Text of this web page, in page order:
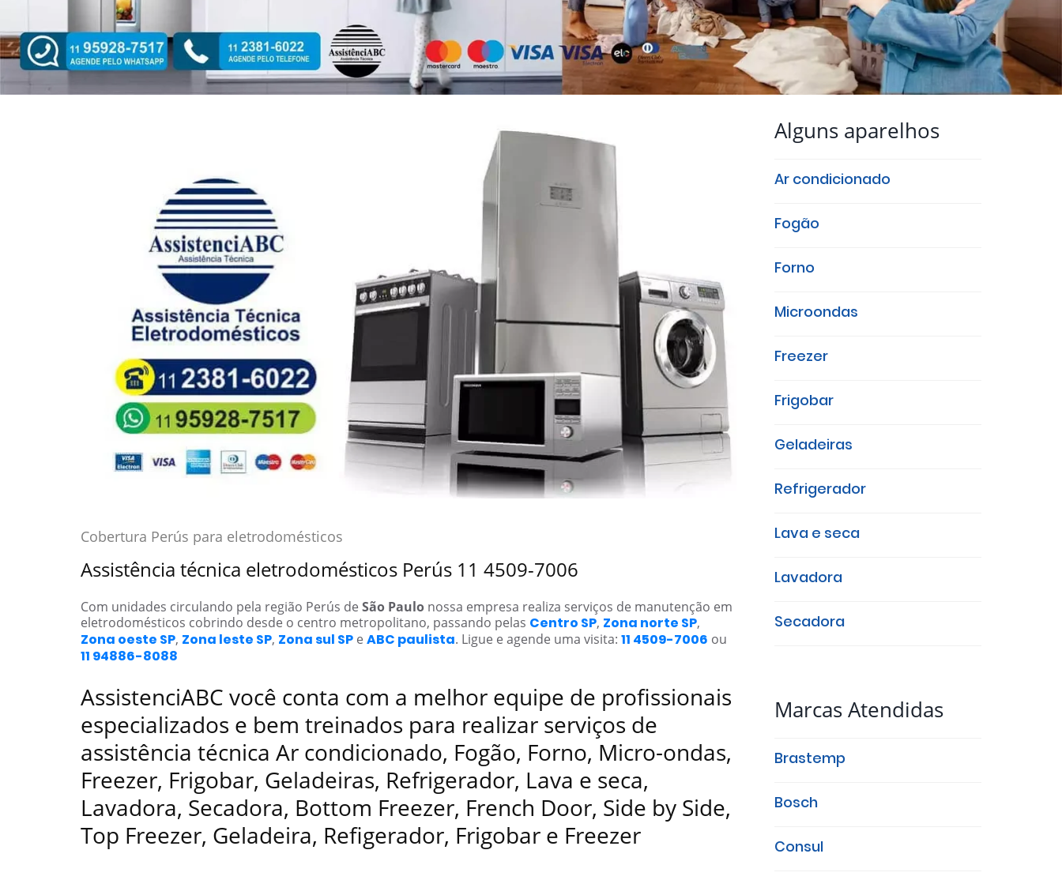
Cobertura Perús para eletrodomésticos
Assistência técnica eletrodomésticos Perús 11 4509-7006
Com unidades circulando pela região Perús de São Paulo nossa empresa realiza serviços de manutenção em
eletrodomésticos cobrindo desde o centro metropolitano, passando pelas Centro SP, Zona norte SP,
Zona oeste SP, Zona leste SP, Zona sul SP e ABC paulista. Ligue e agende uma visita: 11 4509-7006 ou
11 94886-8088
AssistenciABC você conta com a melhor equipe de profissionais
especializados e bem treinados para realizar serviços de
assistência técnica Ar condicionado, Fogão, Forno, Micro-ondas,
Freezer, Frigobar, Geladeiras, Refrigerador, Lava e seca,
Lavadora, Secadora, Bottom Freezer, French Door, Side by Side,
Top Freezer, Geladeira, Refigerador, Frigobar e Freezer
Alguns aparelhos
Ar condicionado
Fogão
Forno
Microondas
Freezer
Frigobar
Geladeiras
Refrigerador
Lava e seca
Lavadora
Secadora
Marcas Atendidas
Brastemp
Bosch
Consul